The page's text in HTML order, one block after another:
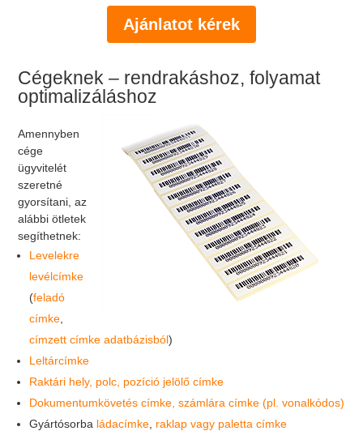
Ajánlatot kérek
Cégeknek – rendrakáshoz, folyamat
optimalizáláshoz
Amennyben
cége
ügyvitelét
szeretné
gyorsítani, az
alábbi ötletek
segíthetnek:
Levelekre
levélcímke
(feladó
címke
címzett címke adatbázisból)
Leltárcímke
Raktári hely, polc, pozíció jelölő címke
Dokumentumkövetés címke, számlára címke (pl. vonalkódos)
Gyártósorba ládacímke raklap vagy paletta címke